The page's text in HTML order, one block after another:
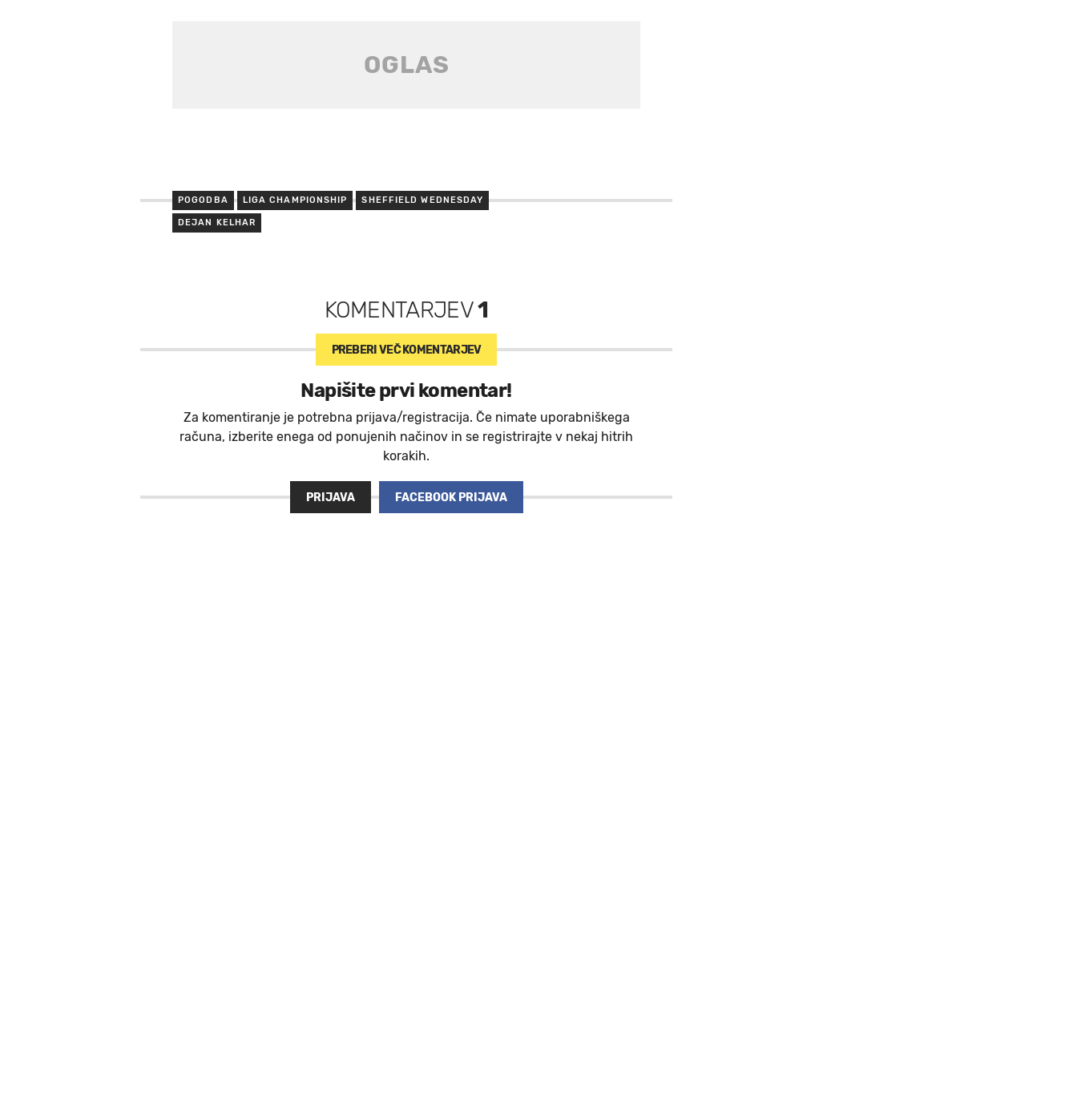
POGODBA LIGA CHAMPIONSHIP SHEFFIELD WEDNESDAY
DEJAN KELHAR
KOMENTARJEV1
PREBERI VEČ KOMENTARJEV
Napišite prvi komentar!
Za komentiranje je potrebna prijava/registracija. Če nimate uporabniškega
računa, izberite enega od ponujenih načinov in se registrirajte v nekaj hitrih
korakih.
PRIJAVA FACEBOOK PRIJAVA